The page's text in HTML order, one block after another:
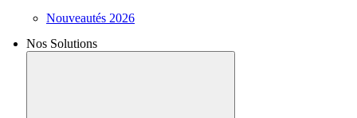
Nouveautés 2026
Nos Solutions